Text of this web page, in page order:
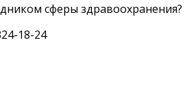
сферы здравоохранения?
18-24